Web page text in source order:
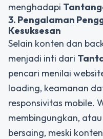
menghadapi
3. Pengalaman
Kesuksesan
Selain konten dan
menjadi inti dari
pencari menilai
loading, keamanan
responsivitas mobile.
membingungkan,
bersaing, meski